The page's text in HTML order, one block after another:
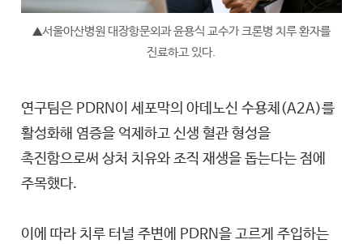
▲서울아산병원 대장항문외과 윤용식 교수가 크론병 치루 환자를
진료하고 있다.
연구팀은 PDRN이 세포막의 아데노신 수용체(A2A)를
활성화해 염증을 억제하고 신생 혈관 형성을
촉진함으로써 상처 치유와 조직 재생을 돕는다는 점에
주목했다.
이에 따라 치루 터널 주변에 PDRN을 고르게 주입하는